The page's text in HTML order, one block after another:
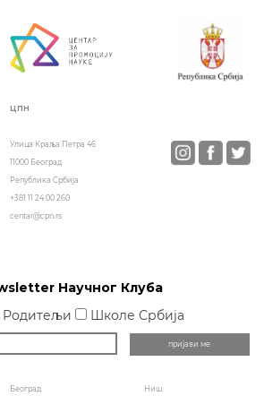
ЦПН
Улица Краља Петра 46
11000 Београд
Република Србија
+381 11 24 00 260
centar@cpn.rs
Научног Клуба
Родитељи Школе Србија
Београд Ниш